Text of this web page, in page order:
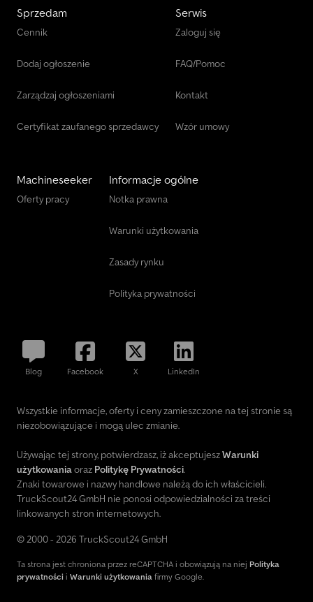
Sprzedam
Cennik
Dodaj ogłoszenie
Zarządzaj ogłoszeniami
Certyfikat zaufanego sprzedawcy
Serwis
Zaloguj się
FAQ/Pomoc
Kontakt
Wzór umowy
Machineseeker
Oferty pracy
Informacje ogólne
Notka prawna
Warunki użytkowania
Zasady rynku
Polityka prywatności
Blog Facebook X LinkedIn
Wszystkie informacje, oferty i ceny zamieszczone na tej stronie są
niezobowiązujące i mogą ulec zmianie.
Używając tej strony, potwierdzasz, iż akceptujeszWarunki
użytkowaniaoraz Politykę Prywatności.
Znaki towarowe i nazwy handlowe należą do ich właścicieli.
TruckScout24 GmbH nie ponosi odpowiedzialności za treści
linkowanych stron internetowych.
© 2000 - 2026 TruckScout24 GmbH
Ta strona jest chroniona przez reCAPTCHA i obowiązują na niej Polityka
prywatności i Warunki użytkowania firmy Google.